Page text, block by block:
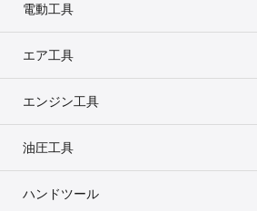
電動工具
エア工具
エンジン工具
油圧工具
ハンドツール